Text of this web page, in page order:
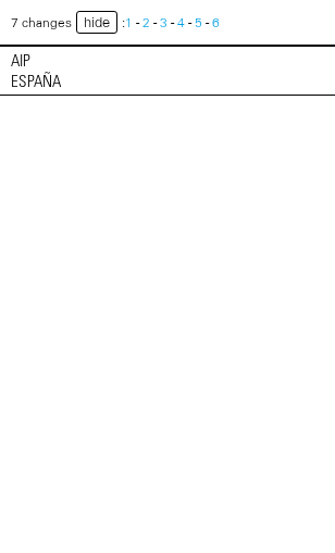
7 changes hide :1 -2 -3 -4 -5 -6
AIP
ESPAÑA